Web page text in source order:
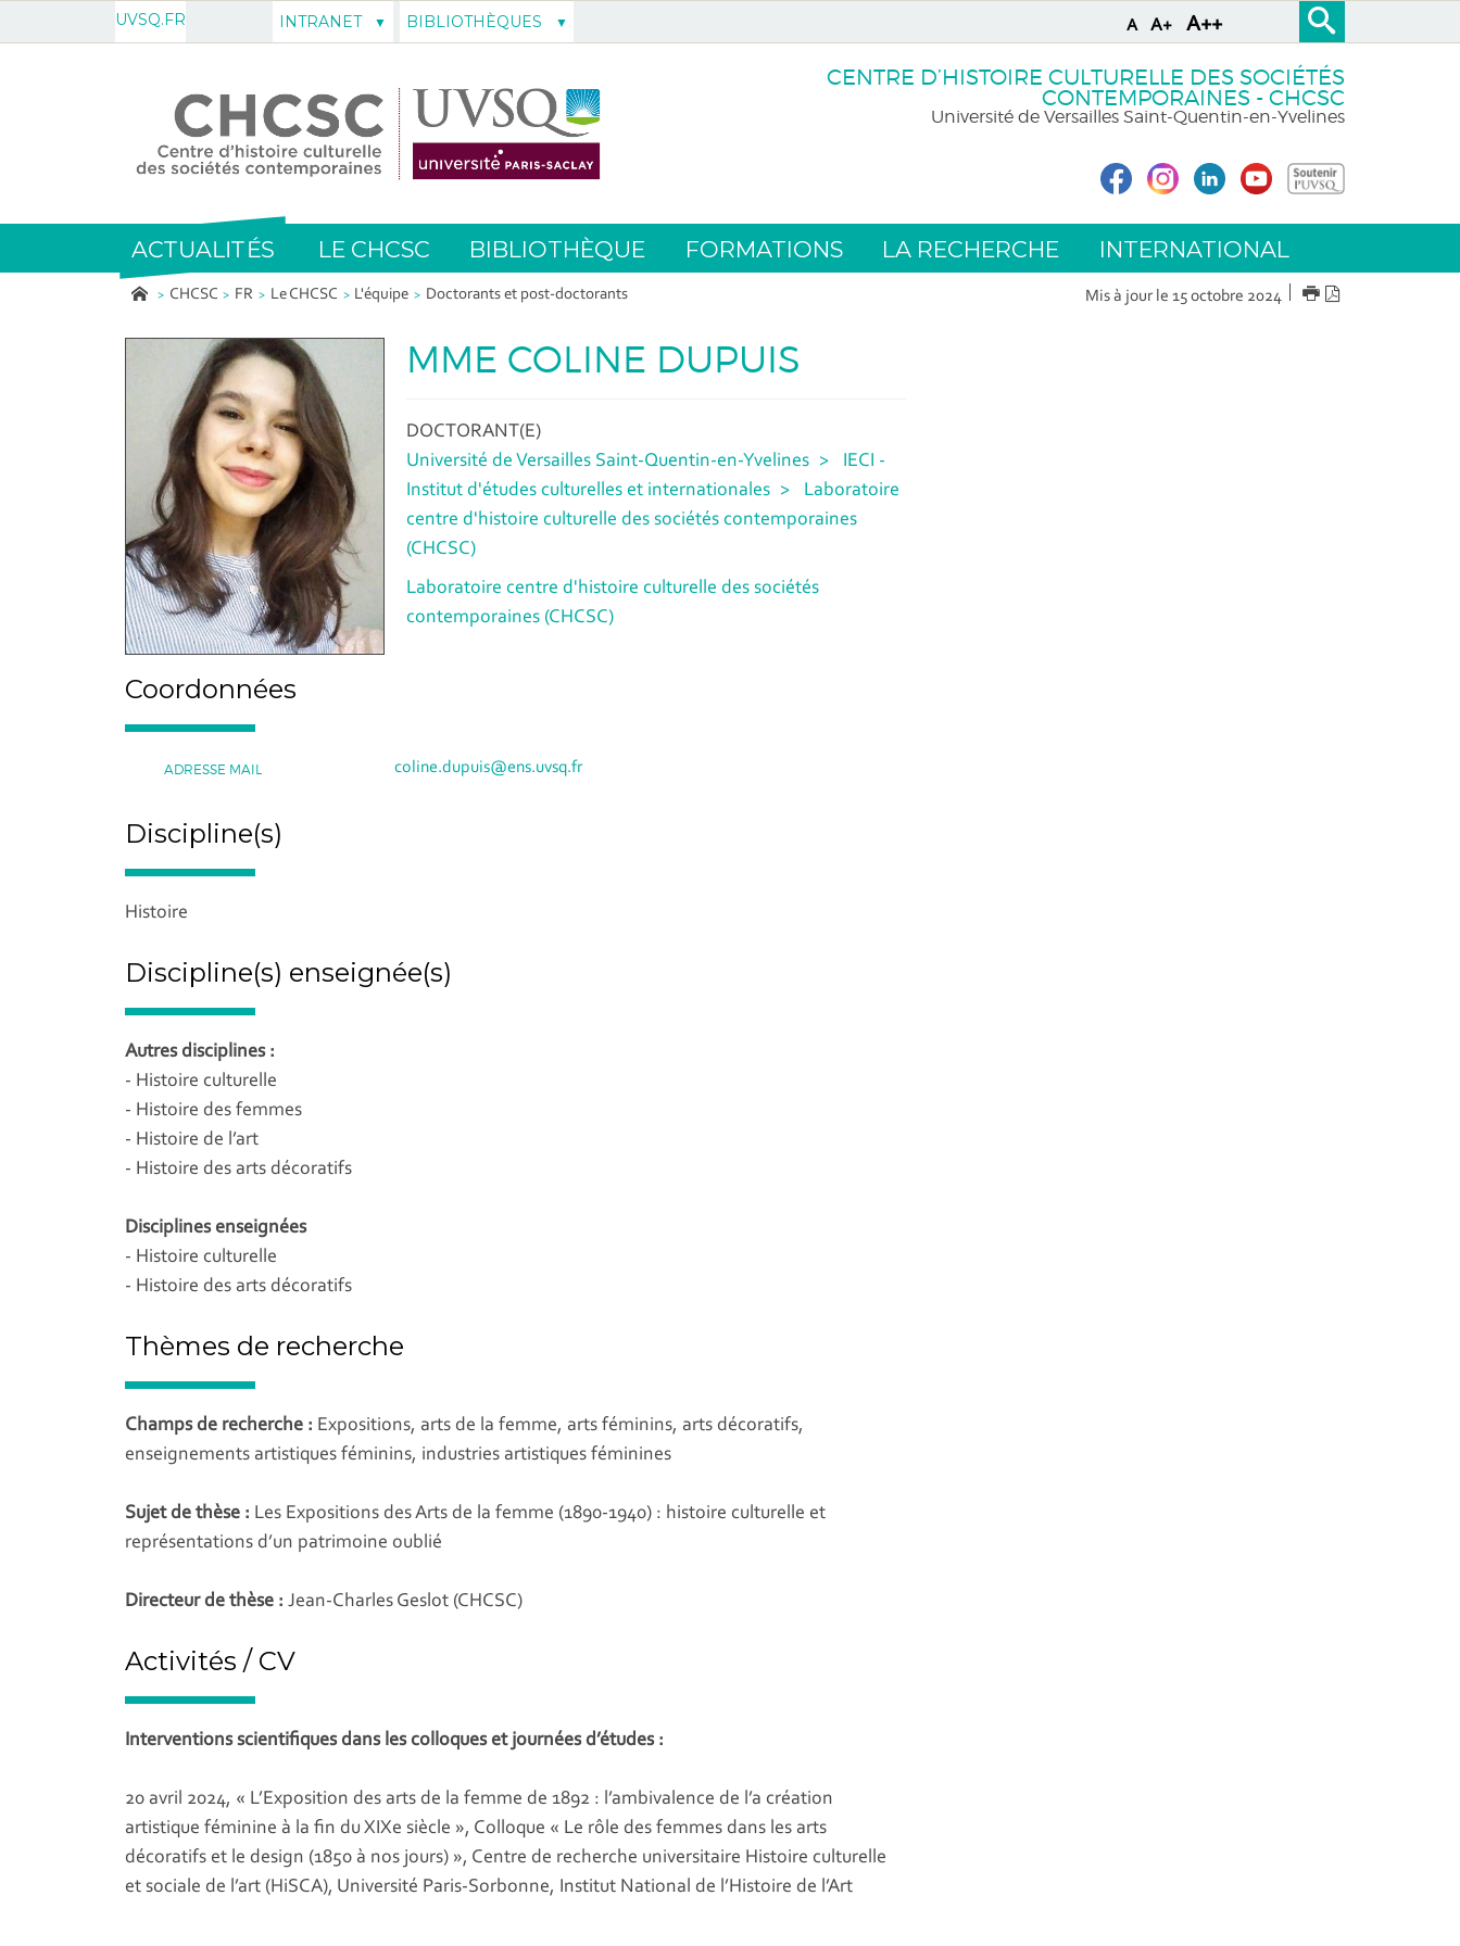
A A+ A++
UVSQ.FR
CENTRE D’HISTOIRE CULTURELLE DES SOCIÉTÉS
CONTEMPORAINES - CHCSC
Université de Versailles Saint-Quentin-en-Yvelines
ACTUALITÉS LE CHCSC BIBLIOTHÈQUE FORMATIONS LA RECHERCHE INTERNATIONAL
CHCSC FR Le CHCSC L'équipe Doctorants et post-doctorants Mis à jour le 15 octobre 2024 IMPRIMER
MME COLINE DUPUIS
DOCTORANT(E)
Université de Versailles Saint-Quentin-en-Yvelines
IECI -
Institut d'études culturelles et internationales
Laboratoire
centre d'histoire culturelle des sociétés contemporaines
(CHCSC)
Laboratoire centre d'histoire culturelle des sociétés
contemporaines (CHCSC)
Coordonnées
ADRESSE MAIL coline.dupuis@ens.uvsq.fr
Discipline(s)
Histoire
Discipline(s) enseignée(s)
Autres disciplines :
- Histoire culturelle
- Histoire des femmes
- Histoire de l’art
- Histoire des arts décoratifs
Disciplines enseignées
- Histoire culturelle
- Histoire des arts décoratifs
Thèmes de recherche
Champs de recherche : Expositions, arts de la femme, arts féminins, arts décoratifs,
enseignements artistiques féminins, industries artistiques féminines
Sujet de thèse : Les Expositions des Arts de la femme (1890-1940) : histoire culturelle et
représentations d’un patrimoine oublié
Directeur de thèse : Jean-Charles Geslot (CHCSC)
Activités / CV
Interventions scientifiques dans les colloques et journées d’études :
20 avril 2024, « L’Exposition des arts de la femme de 1892 : l’ambivalence de l’a création
artistique féminine à la fin du XIXe siècle », Colloque « Le rôle des femmes dans les arts
décoratifs et le design (1850 à nos jours) », Centre de recherche universitaire Histoire culturelle
et sociale de l’art (HiSCA), Université Paris-Sorbonne, Institut National de l’Histoire de l’Art
INTRANET BIBLIOTHÈQUES